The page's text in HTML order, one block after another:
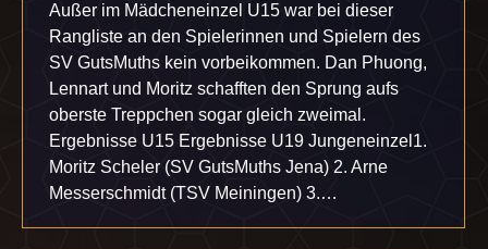
Außer im Mädcheneinzel U15 war bei dieser
Rangliste an den Spielerinnen und Spielern des
SV GutsMuths kein vorbeikommen. Dan Phuong,
Lennart und Moritz schafften den Sprung aufs
oberste Treppchen sogar gleich zweimal.
Ergebnisse U15 Ergebnisse U19 Jungeneinzel1.
Moritz Scheler (SV GutsMuths Jena) 2. Arne
Messerschmidt (TSV Meiningen) 3.…